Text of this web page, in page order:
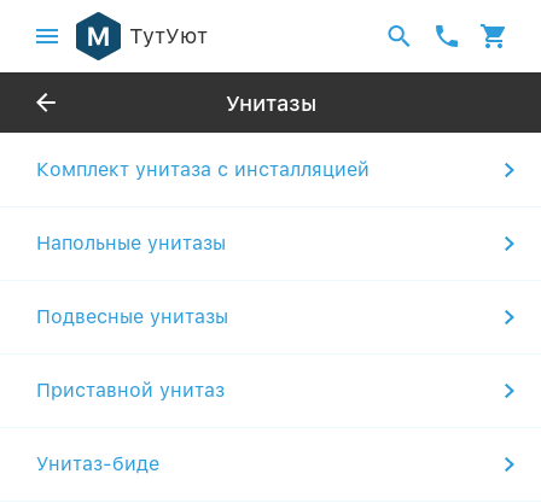
ТутУют
Унитазы
Комплект унитаза с инсталляцией
Напольные унитазы
Подвесные унитазы
Приставной унитаз
Унитаз-биде